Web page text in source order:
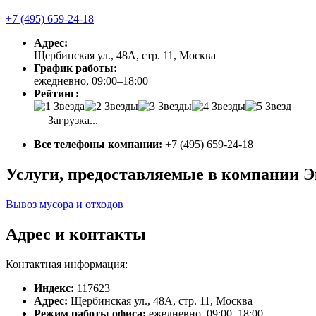
+7 (495) 659-24-18
Адрес:
Щербинская ул., 48А, стр. 11, Москва
График работы:
ежедневно, 09:00–18:00
Рейтинг:
Загрузка...
Все телефоны компании: +7 (495) 659-24-18
Услуги, предоставляемые в компании
Вывоз мусора и отходов
Адрес и контакты
Контактная информация:
Индекс: 117623
Адрес: Щербинская ул., 48А, стр. 11, Москва
Режим работы офиса: ежедневно, 09:00–18:00